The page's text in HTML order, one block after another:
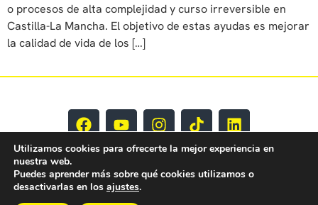
o procesos de alta complejidad y curso irreversible en
Castilla-La Mancha. El objetivo de estas ayudas es mejorar
la calidad de vida de los […]
Utilizamos cookies para ofrecerte la mejor experiencia en
nuestra web.
Puedes aprender más sobre qué cookies utilizamos o
desactivarlas en los ajustes.